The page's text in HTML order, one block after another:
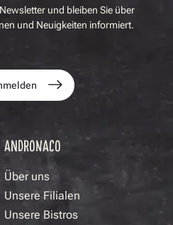
und bleiben Sie über
und Neuigkeiten informiert.
ANDRONACO
Über uns
Unsere Filialen
Unsere Bistros